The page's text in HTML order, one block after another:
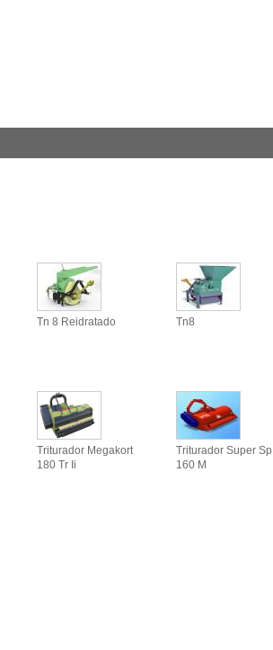
Tn 8 Reidratado Tn8
Triturador Megakort
180 Tr Ii
Triturador Super Sp
160 M